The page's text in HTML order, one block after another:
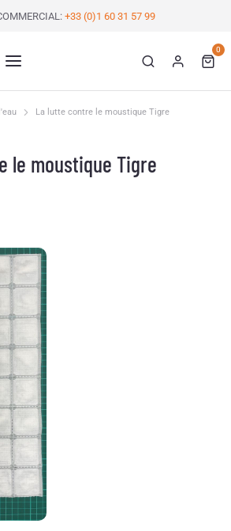
+33 (0)1 60 31 57 99
0
le moustique Tigre
La lutte contre le moustique Tigre